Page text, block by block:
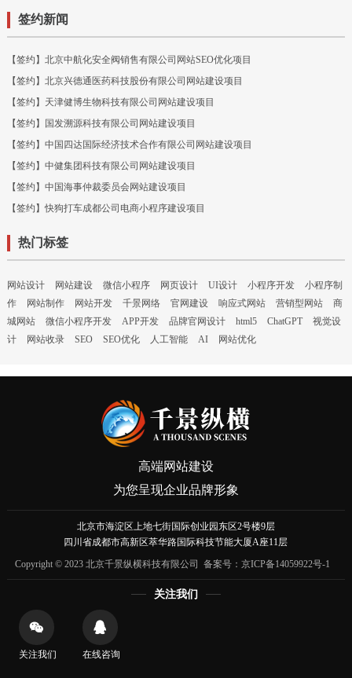
签约新闻
【签约】北京中航化安全阀销售有限公司网站SEO优化项目
【签约】北京兴德通医药科技股份有限公司网站建设项目
【签约】天津健博生物科技有限公司网站建设项目
【签约】国发溯源科技有限公司网站建设项目
【签约】中国四达国际经济技术合作有限公司网站建设项目
【签约】中健集团科技有限公司网站建设项目
【签约】中国海事仲裁委员会网站建设项目
【签约】快狗打车成都公司电商小程序建设项目
热门标签
网站设计 网站建设 微信小程序 网页设计 UI设计 小程序开发
小程序制
作
网站制作 网站开发 千景网络 官网建设 响应式网站 营销型网站
商
城网站
微信小程序开发 APP开发 品牌官网设计 html5 ChatGPT
视觉设
计
网站收录 SEO SEO优化 人工智能 AI 网站优化
高端网站建设
为您呈现企业品牌形象
北京市海淀区上地七街国际创业园东区2号楼9层
四川省成都市高新区萃华路国际科技节能大厦A座11层
Copyright © 2023 北京千景纵横科技有限公司 备案号： 京ICP备14059922号-1
关注我们
关注我们 在线咨询